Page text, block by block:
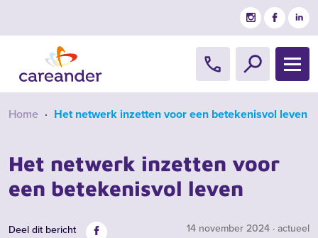
Home · Het netwerk inzetten voor een betekenisvol leven
Het netwerk inzetten voor
een betekenisvol leven
Deel dit bericht 14 november 2024 · actueel